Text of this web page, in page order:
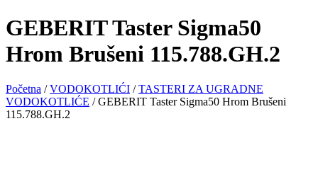
GEBERIT Taster Sigma50
Hrom Brušeni 115.788.GH.2
Početna /VODOKOTLIĆI /TASTERI ZA UGRADNE
VODOKOTLIĆE / GEBERIT Taster Sigma50 Hrom Brušeni
115.788.GH.2